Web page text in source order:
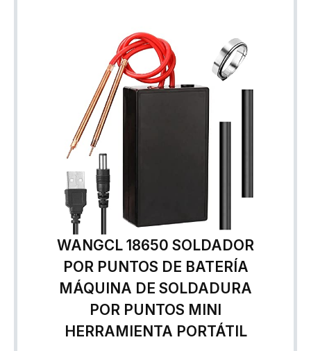
WANGCL 18650 SOLDADOR
POR PUNTOS DE BATERÍA
MÁQUINA DE SOLDADURA
POR PUNTOS MINI
HERRAMIENTA PORTÁTIL